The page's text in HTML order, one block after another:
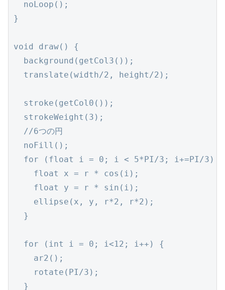
  noLoop();
}
void draw() {
  background(getCol3());
  translate(width/2, height/2);
  stroke(getCol0());
  strokeWeight(3);
  //6つの円
  noFill();
  for (float i = 0; i < 5*PI/3; i+=PI/3) {
    float x = r * cos(i);
    float y = r * sin(i);
    ellipse(x, y, r*2, r*2);
  }
  for (int i = 0; i<12; i++) {
    ar2();
    rotate(PI/3);
  }